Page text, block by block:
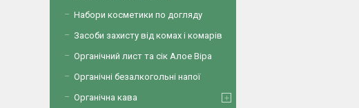
Набори косметики по догляду
Засоби захисту від комах і комарів
Органічний лист та сік Алое Віра
Органічні безалкогольні напої
Органічна кава